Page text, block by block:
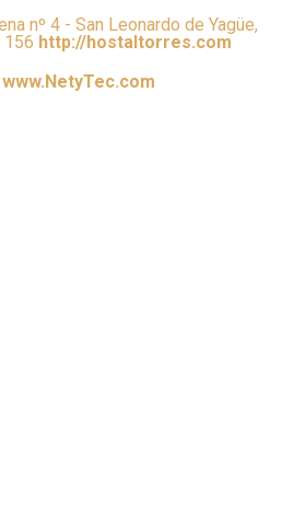
nº 4 - San Leonardo de Yagüe,
156 http://hostaltorres.com
www.NetyTec.com